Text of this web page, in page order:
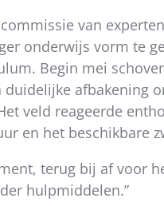
van
onderwijs vorm te
Begin mei
afbakening
veld reageerde
en het beschikbare
terug bij af voor
hulpmiddelen.”